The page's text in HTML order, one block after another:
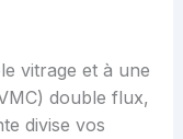
vitrage et à une
double flux,
divise vos